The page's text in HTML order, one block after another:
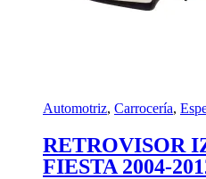
Automotriz, Carrocería,
RETROVISOR
FIESTA 2004-